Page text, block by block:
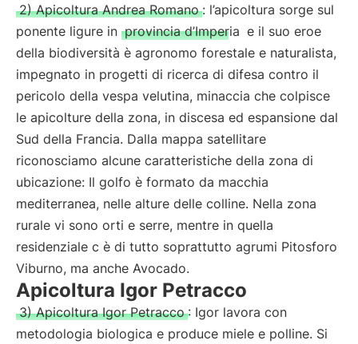
2) Apicoltura Andrea Romano : l’apicoltura sorge sul
ponente ligure in provincia d’Imperia e il suo eroe
della biodiversità è agronomo forestale e naturalista,
impegnato in progetti di ricerca di difesa contro il
pericolo della vespa velutina, minaccia che colpisce
le apicolture della zona, in discesa ed espansione dal
Sud della Francia. Dalla mappa satellitare
riconosciamo alcune caratteristiche della zona di
ubicazione: Il golfo è formato da macchia
mediterranea, nelle alture delle colline. Nella zona
rurale vi sono orti e serre, mentre in quella
residenziale c è di tutto soprattutto agrumi Pitosforo
Viburno, ma anche Avocado.
Apicoltura Igor Petracco
3) Apicoltura Igor Petracco : Igor lavora con
metodologia biologica e produce miele e polline. Si